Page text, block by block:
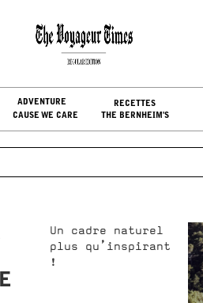
ADVENTURE RECETTES
CAUSE WE CARE THE BERNHEIM'S
Sat, Aug 08, 2026
LOG IN
Un cadre naturel
plus qu’inspirant
!